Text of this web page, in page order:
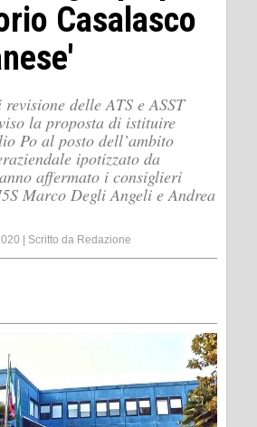
Casalasco
delle ATS e ASST
la proposta di istituire
Po al posto dell’ambito
ipotizzato da
affermato i consiglieri
Marco Degli Angeli e Andrea
Scritto da Redazione